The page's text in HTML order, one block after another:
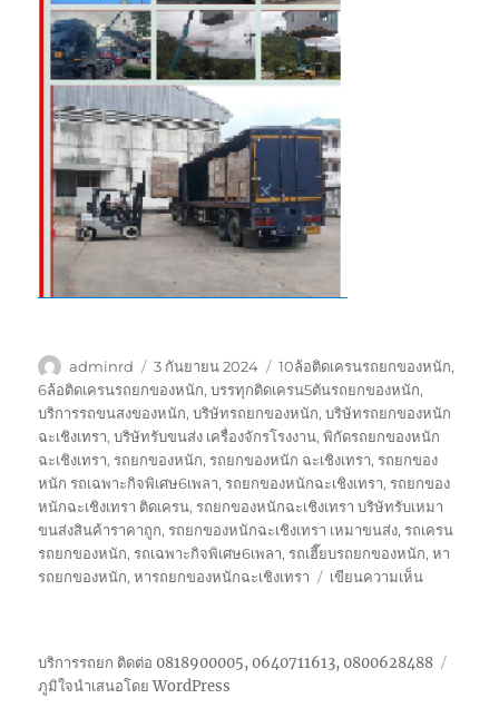
ผู้
เขียน
adminrd
เขียน
เมื่อ
3 กันยายน 2024
ป้าย
กำกับ
10ล้อติดเครนรถยกของหนัก,
6ล้อติดเครนรถยกของหนัก,บรรทุกติดเครน5ตันรถยกของหนัก,
บริการรถขนสงของหนัก,บริษัทรถยกของหนัก,บริษัทรถยกของหนัก
ฉะเชิงเทรา,บริษัทรับขนส่ง เครื่องจักรโรงงาน,พิกัดรถยกของหนัก
ฉะเชิงเทรา,รถยกของหนัก,รถยกของหนัก ฉะเชิงเทรา,รถยกของ
หนัก รถเฉพาะกิจพิเศษ6เพลา,รถยกของหนักฉะเชิงเทรา,รถยกของ
หนักฉะเชิงเทรา ติดเครน,รถยกของหนักฉะเชิงเทรา บริษัทรับเหมา
ขนส่งสินค้าราคาถูก,รถยกของหนักฉะเชิงเทรา เหมาขนส่ง,รถเครน
รถยกของหนัก,รถเฉพาะกิจพิเศษ6เพลา,รถเฮี๊ยบรถยกของหนัก,หา
รถยกของหนัก,หารถยกของหนักฉะเชิงเทรา เขียนความเห็นบน
หนัก
บริการรถยก ติดต่อ 0818900005, 0640711613, 0800628488
ภูมิใจนำเสนอโดย WordPress